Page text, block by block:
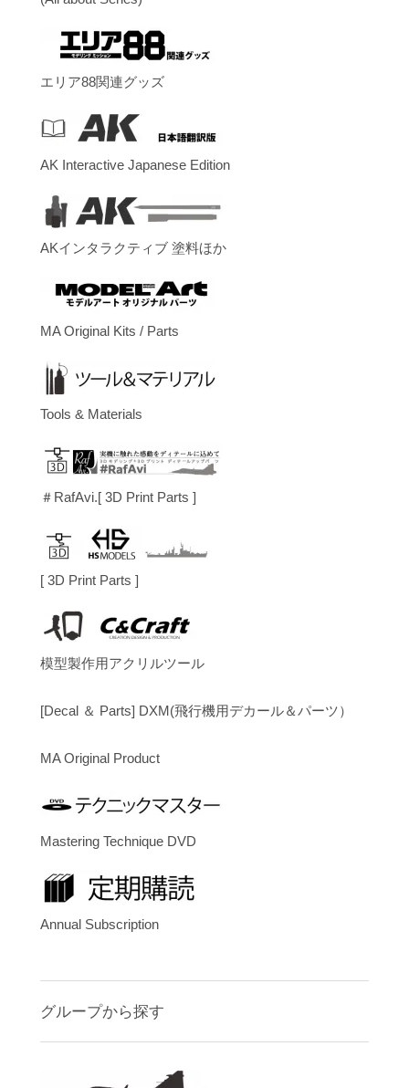
エリア88関連グッズ
AK Interactive Japanese Edition
AKインタラクティブ 塗料ほか
MA Original Kits / Parts
Tools & Materials
＃RafAvi.[ 3D Print Parts ]
[ 3D Print Parts ]
模型製作用アクリルツール
[Decal ＆ Parts] DXM(飛行機用デカール＆パーツ）
MA Original Product
Mastering Technique DVD
Annual Subscription
グループから探す